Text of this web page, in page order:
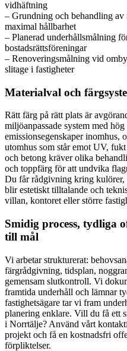
vidhäftning
– Grundning och behandling
maximal hållbarhet
– Planerad underhållsmålning
bostadsrättsföreningar
– Renoveringsmålning vid
slitage i fastigheter
Materialval och
Rätt färg på rätt plats är
miljöanpassade system med
emissionsegenskaper inomhus,
utomhus som står emot UV,
och betong kräver olika
och toppfärg för att undvika
Du får rådgivning kring kulörer,
blir estetiskt tilltalande och
villan, kontoret eller större
Smidig process, tydliga
till mål
Vi arbetar strukturerat:
färgrådgivning, tidsplan,
gemensam slutkontroll. Vi
framtida underhåll och lämnar
fastighetsägare tar vi fram
planering enklare. Vill du få ett
i Norrtälje? Använd vårt
projekt och få en kostnadsfri
förpliktelser.